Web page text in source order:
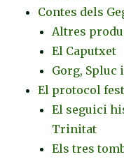
Contes dels
Altres
El Caputxet
Gorg, Spluc
El protocol
El seguici
Trinitat
Els tres